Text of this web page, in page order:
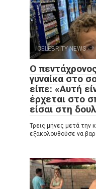
CELEBRITY NEWS
Ο
γυναίκα στο
είπε: «Αυτή
έρχεται στο
είσαι στη
Τρεις μήνες μετά την
εξακολουθούσε να